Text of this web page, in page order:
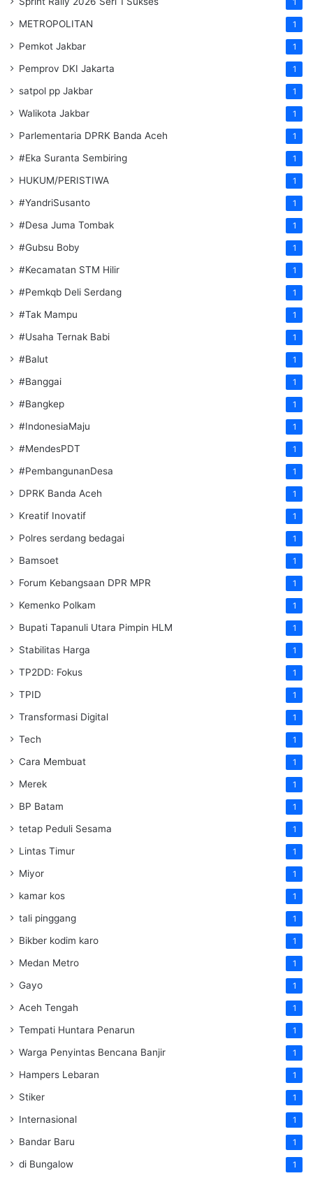
METROPOLITAN 1
Pemkot Jakbar 1
Pemprov DKI Jakarta 1
satpol pp Jakbar 1
Walikota Jakbar 1
Parlementaria DPRK Banda Aceh 1
#Eka Suranta Sembiring 1
HUKUM/PERISTIWA 1
#YandriSusanto 1
#Desa Juma Tombak 1
#Gubsu Boby 1
#Kecamatan STM Hilir 1
#Pemkqb Deli Serdang 1
#Tak Mampu 1
#Usaha Ternak Babi 1
#Balut 1
#Banggai 1
#Bangkep 1
#IndonesiaMaju 1
#MendesPDT 1
#PembangunanDesa 1
DPRK Banda Aceh 1
Kreatif Inovatif 1
Polres serdang bedagai 1
Bamsoet 1
Forum Kebangsaan DPR MPR 1
Kemenko Polkam 1
‎Bupati Tapanuli Utara Pimpin HLM 1
Stabilitas Harga 1
TP2DD: Fokus 1
TPID 1
Transformasi Digital 1
Tech 1
Cara Membuat 1
Merek 1
BP Batam 1
tetap Peduli Sesama 1
Lintas Timur 1
Miyor 1
kamar kos 1
tali pinggang 1
Bikber kodim karo 1
Medan Metro 1
Gayo 1
Aceh Tengah 1
Tempati Huntara Penarun 1
Warga Penyintas Bencana Banjir 1
Hampers Lebaran 1
Stiker 1
Internasional 1
Bandar Baru 1
di Bungalow 1